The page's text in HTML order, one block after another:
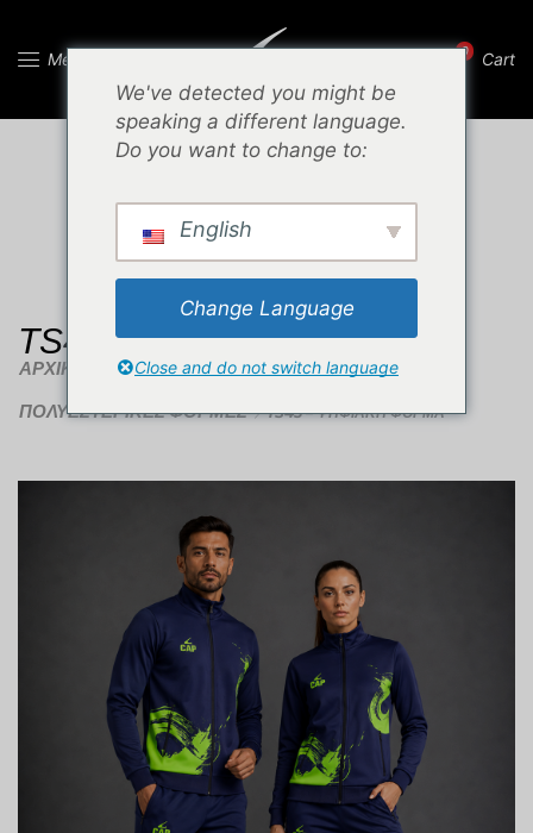
Menu 0 Cart
TS45 – ΨΗΦΙΑΚΗ ΦΟΡΜΑ
ΑΡΧΙΚΉ ΣΕΛΊΔΑ
ΡΟΎΧΑ ΕΞΌΔΟΥ
ΠΟΛΥΕΣΤΕΡΙΚΈΣ ΦΌΡΜΕΣ
TS45 – ΨΗΦΙΑΚΗ ΦΟΡΜΑ
We've detected you might be
speaking a different language.
Do you want to change to:
English
Change Language
Close and do not switch language